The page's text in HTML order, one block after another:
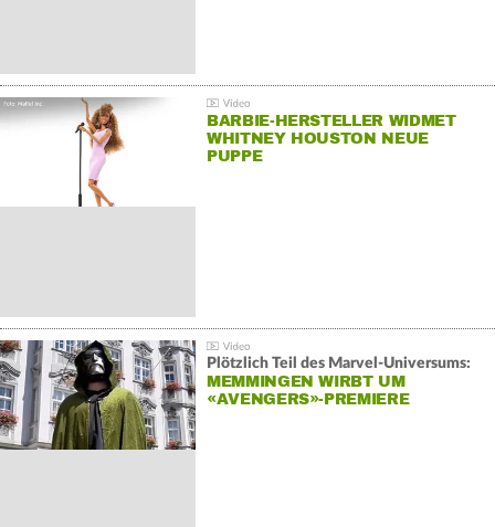
BARBIE-HERSTELLER WIDMET
WHITNEY HOUSTON NEUE
PUPPE
Plötzlich Teil des Marvel-Universums:
MEMMINGEN WIRBT UM
«AVENGERS»-PREMIERE